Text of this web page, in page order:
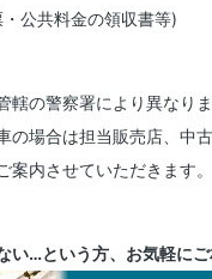
公共料金の領収書等)
轄の警察署により異なりま
の場合は担当販売店、中
案内させていただきます。
い…という方、お気軽にご